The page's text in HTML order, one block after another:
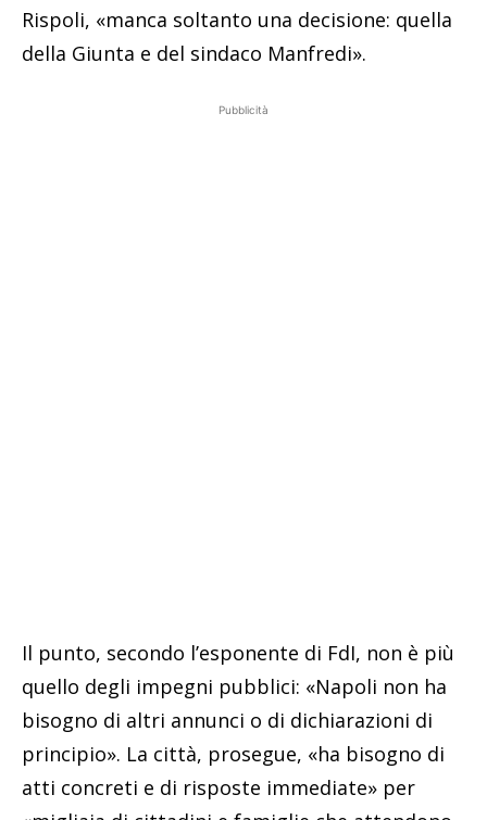
Rispoli, «manca soltanto una decisione: quella
della Giunta e del sindaco Manfredi».
Pubblicità
Il punto, secondo l’esponente di FdI, non è più
quello degli impegni pubblici: «Napoli non ha
bisogno di altri annunci o di dichiarazioni di
principio». La città, prosegue, «ha bisogno di
atti concreti e di risposte immediate» per